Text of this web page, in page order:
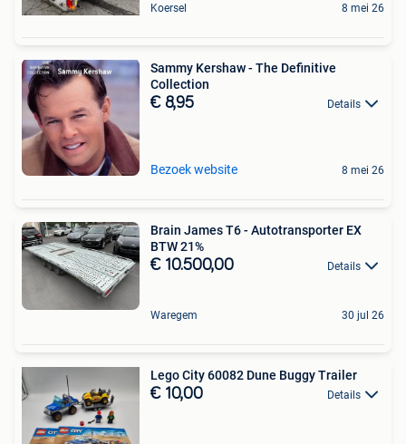
Koersel 8 mei 26
Sammy Kershaw - The Definitive
Collection
€ 8,95 Details
Bezoek website 8 mei 26
Brain James T6 - Autotransporter EX
BTW 21%
€ 10.500,00 Details
Waregem 30 jul 26
Lego City 60082 Dune Buggy Trailer
€ 10,00 Details